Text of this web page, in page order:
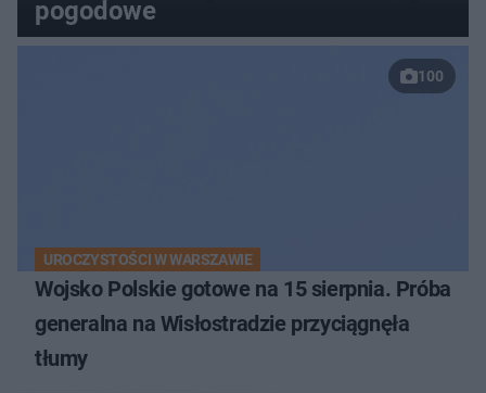
pogodowe
100
UROCZYSTOŚCI W WARSZAWIE
Wojsko Polskie gotowe na 15 sierpnia. Próba
generalna na Wisłostradzie przyciągnęła
tłumy